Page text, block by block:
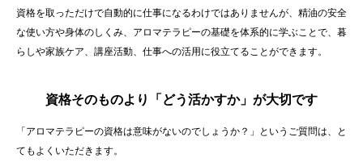
資格を取っただけで自動的に仕事になるわけではありませんが、精油の安全
な使い方や身体のしくみ、アロマテラピーの基礎を体系的に学ぶことで、暮
らしや家族ケア、講座活動、仕事への活用に役立てることができます。
資格そのものより「どう活かすか」が大切です
「アロマテラピーの資格は意味がないのでしょうか？」というご質問は、と
てもよくいただきます。